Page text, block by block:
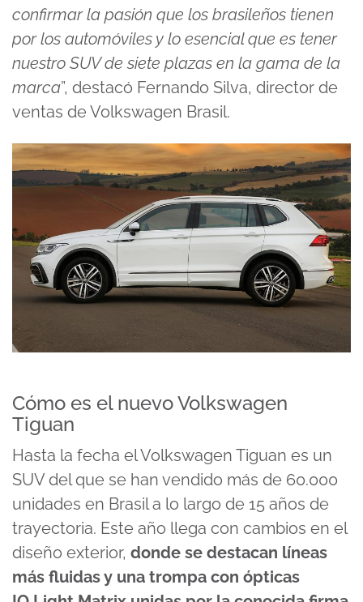
confirmar la pasión que los brasileños tienen
por los automóviles y lo esencial que es tener
nuestro SUV de siete plazas en la gama de la
marca”, destacó Fernando Silva, director de
ventas de Volkswagen Brasil.
Cómo es el nuevo Volkswagen
Tiguan
Hasta la fecha el Volkswagen Tiguan es un
SUV del que se han vendido más de 60.000
unidades en Brasil a lo largo de 15 años de
trayectoria. Este año llega con cambios en el
diseño exterior, donde se destacan líneas
más fluidas y una trompa con ópticas